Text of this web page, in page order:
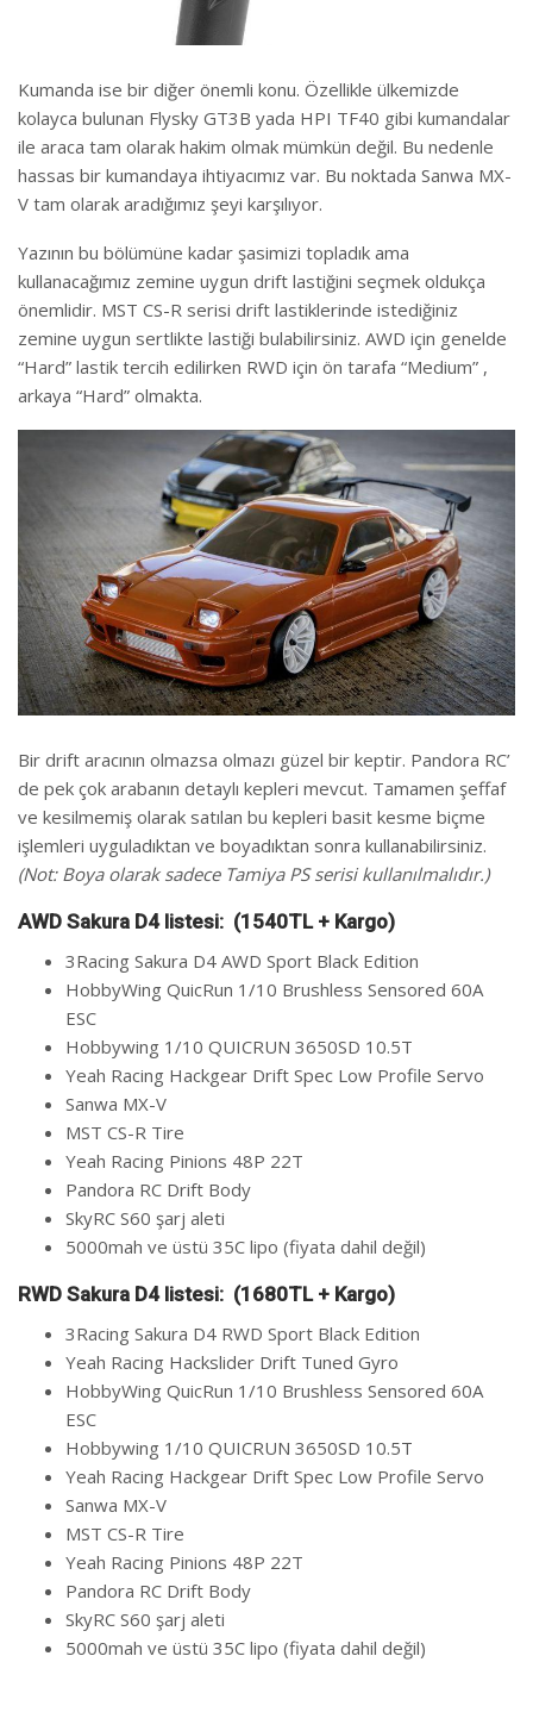
Kumanda ise bir diğer önemli konu. Özellikle ülkemizde
kolayca bulunan Flysky GT3B yada HPI TF40 gibi kumandalar
ile araca tam olarak hakim olmak mümkün değil. Bu nedenle
hassas bir kumandaya ihtiyacımız var. Bu noktada Sanwa MX-
V tam olarak aradığımız şeyi karşılıyor.
Yazının bu bölümüne kadar şasimizi topladık ama
kullanacağımız zemine uygun drift lastiğini seçmek oldukça
önemlidir. MST CS-R serisi drift lastiklerinde istediğiniz
zemine uygun sertlikte lastiği bulabilirsiniz. AWD için genelde
“Hard” lastik tercih edilirken RWD için ön tarafa “Medium” ,
arkaya “Hard” olmakta.
Bir drift aracının olmazsa olmazı güzel bir keptir. Pandora RC’
de pek çok arabanın detaylı kepleri mevcut. Tamamen şeffaf
ve kesilmemiş olarak satılan bu kepleri basit kesme biçme
işlemleri uyguladıktan ve boyadıktan sonra kullanabilirsiniz.
(Not: Boya olarak sadece Tamiya PS serisi kullanılmalıdır.)
AWD Sakura D4 listesi: (1540TL + Kargo)
3Racing Sakura D4 AWD Sport Black Edition
HobbyWing QuicRun 1/10 Brushless Sensored 60A
ESC
Hobbywing 1/10 QUICRUN 3650SD 10.5T
Yeah Racing Hackgear Drift Spec Low Profile Servo
Sanwa MX-V
MST CS-R Tire
Yeah Racing Pinions 48P 22T
Pandora RC Drift Body
SkyRC S60 şarj aleti
5000mah ve üstü 35C lipo (fiyata dahil değil)
RWD Sakura D4 listesi: (1680TL + Kargo)
3Racing Sakura D4 RWD Sport Black Edition
Yeah Racing Hackslider Drift Tuned Gyro
HobbyWing QuicRun 1/10 Brushless Sensored 60A
ESC
Hobbywing 1/10 QUICRUN 3650SD 10.5T
Yeah Racing Hackgear Drift Spec Low Profile Servo
Sanwa MX-V
MST CS-R Tire
Yeah Racing Pinions 48P 22T
Pandora RC Drift Body
SkyRC S60 şarj aleti
5000mah ve üstü 35C lipo (fiyata dahil değil)